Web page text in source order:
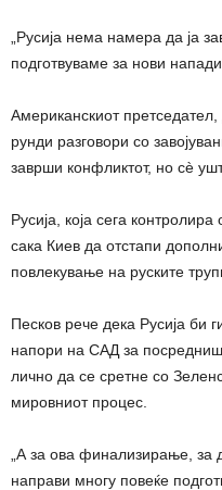
„Русија нема намера да ја
подготвуваме за нови
Американскиот
рунди разговори со
заврши конфликтот, но сè
Русија, која сега
сака Киев да отстапи
повлекување на руските
Песков рече дека Русија би
напори на САД за
лично да се сретне со
мировниот процес.
„А за ова финализирање, за
направи многу повеќе